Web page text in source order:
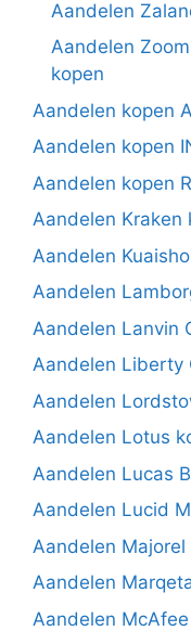
Aandelen
Aandelen
kopen
Aandelen kopen
Aandelen kopen
Aandelen kopen
Aandelen Kraken
Aandelen
Aandelen
Aandelen Lanvin
Aandelen Liberty
Aandelen
Aandelen Lotus
Aandelen Lucas
Aandelen Lucid
Aandelen Majorel
Aandelen
Aandelen